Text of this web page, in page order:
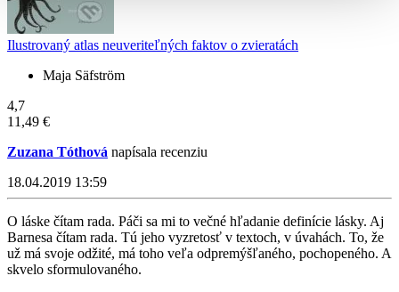
Ilustrovaný atlas neuveriteľných faktov o zvieratách
Maja Säfström
4,7
11,49 €
Zuzana Tóthová napísala recenziu
18.04.2019 13:59
O láske čítam rada. Páči sa mi to večné hľadanie definície lásky. Aj
Barnesa čítam rada. Tú jeho vyzretosť v textoch, v úvahách. To, že
už má svoje odžité, má toho veľa odpremýšľaného, pochopeného. A
skvelo sformulovaného.